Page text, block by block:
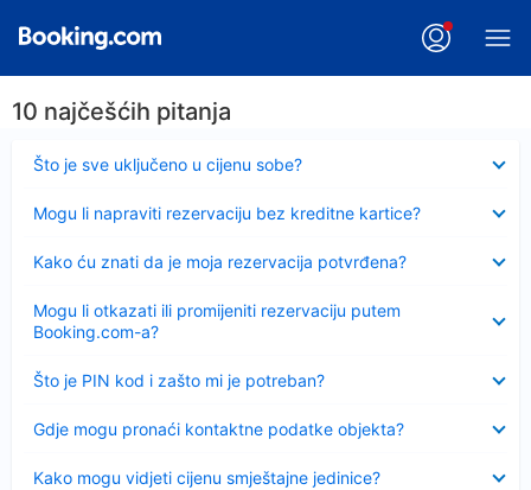
10 najčešćih pitanja
Što je sve uključeno u cijenu sobe?
Sažeto
Mogu li napraviti rezervaciju bez kreditne kartice?
Kako ću znati da je moja rezervacija potvrđena?
Mogu li otkazati ili promijeniti rezervaciju putem
Booking.com-a?
Što je PIN kod i zašto mi je potreban?
Sažeto
Gdje mogu pronaći kontaktne podatke objekta?
Kako mogu vidjeti cijenu smještajne jedinice?